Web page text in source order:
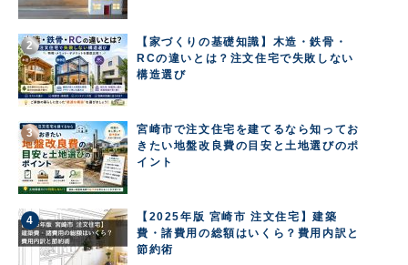
【家づくりの基礎知識】木造・鉄骨・
RCの違いとは？注文住宅で失敗しない
構造選び
宮崎市で注文住宅を建てるなら知ってお
きたい地盤改良費の目安と土地選びのポ
イント
【2025年版 宮崎市 注文住宅】建築
費・諸費用の総額はいくら？費用内訳と
節約術